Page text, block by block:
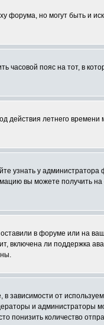
форума, но могут быть и
часовой пояс на тот, в
действия летнего времени
узнать у
вы можете получить
в форуме или на
включена ли поддержка
от
и администраторы
понизить количество